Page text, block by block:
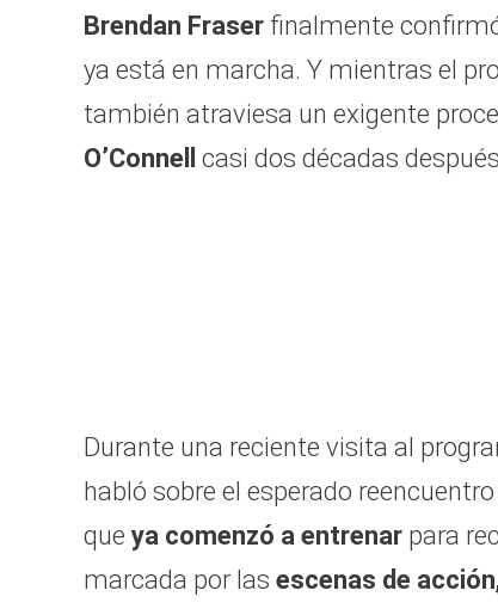
Brendan Fraser finalmente
ya está en marcha. Y mientras el
también atraviesa un exigente
O’Connell
casi dos décadas
Durante una reciente visita al
habló sobre el esperado
que ya comenzó a entrenar para
marcada por las escenas de